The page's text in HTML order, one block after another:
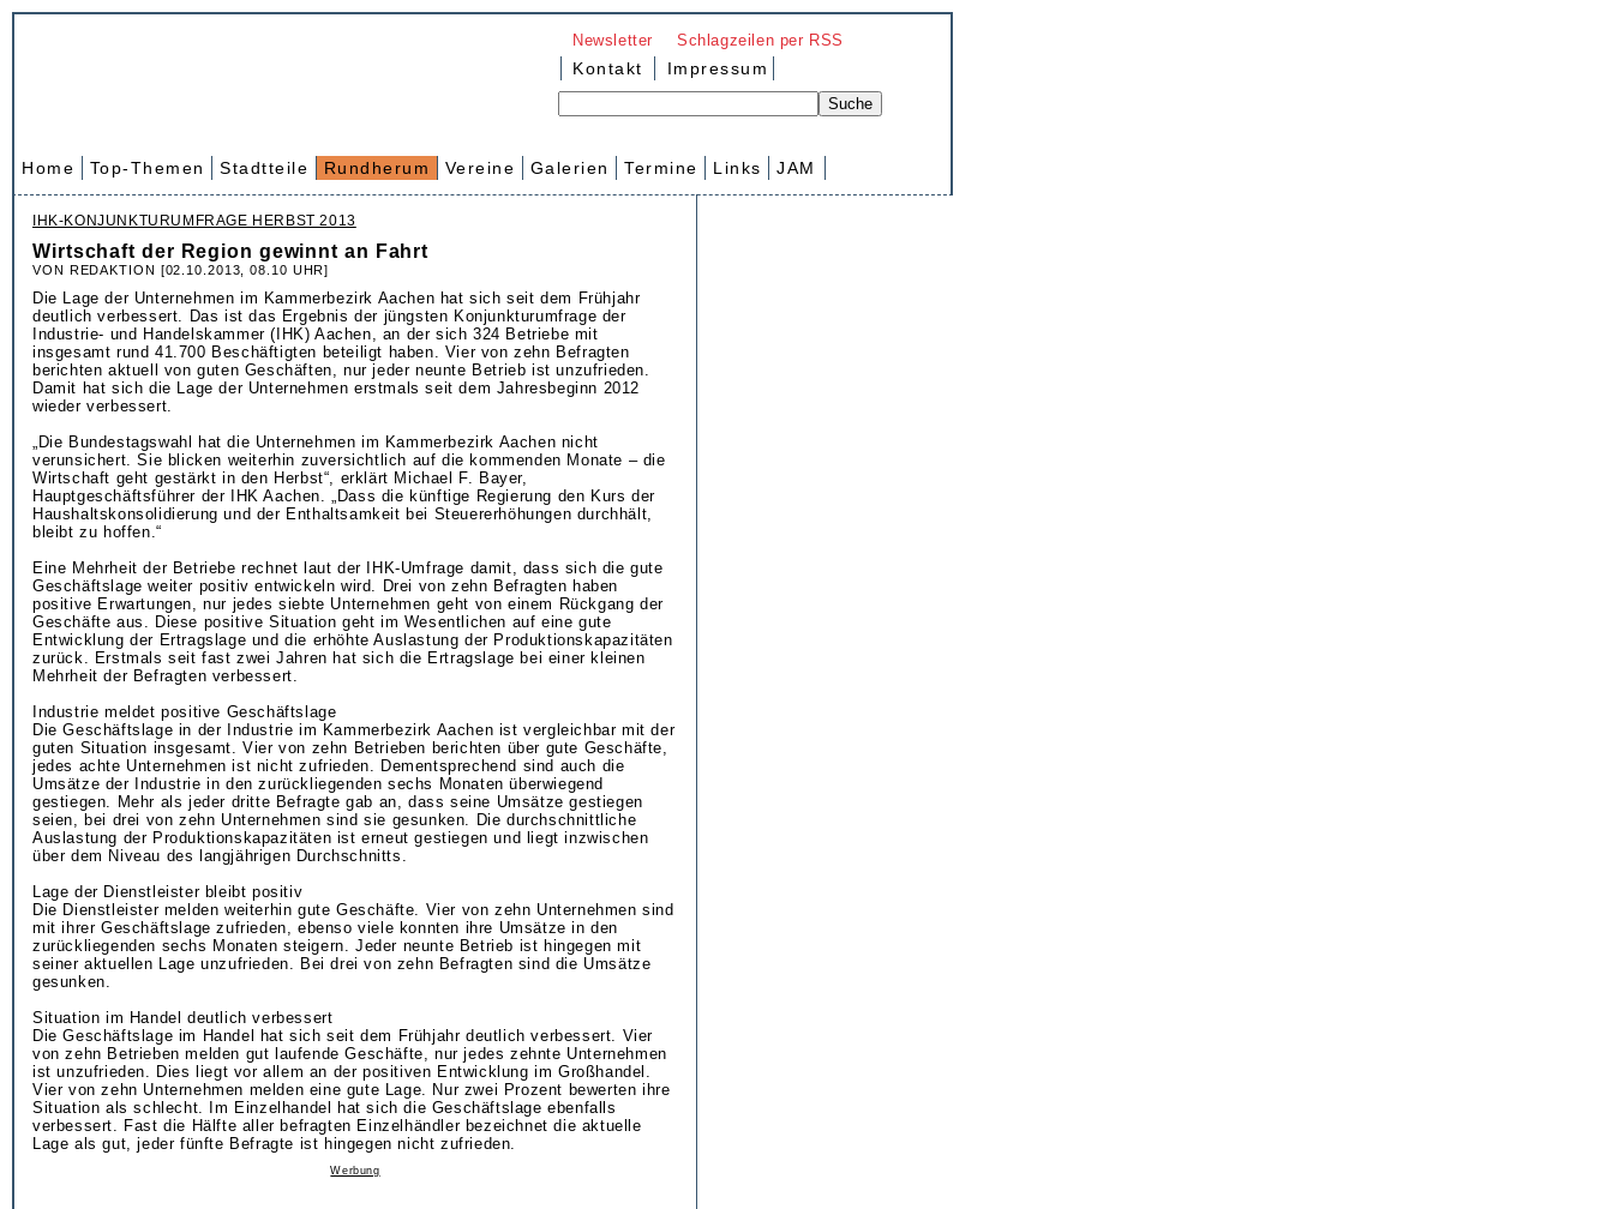
Newsletter Schlagzeilen per RSS
Kontakt Impressum
Home Top-Themen Stadtteile Rundherum Vereine Galerien Termine Links JAM
IHK-KONJUNKTURUMFRAGE HERBST 2013
Wirtschaft der Region gewinnt an Fahrt
VON REDAKTION [02.10.2013, 08.10 UHR]
Die Lage der Unternehmen im Kammerbezirk Aachen hat sich seit dem Frühjahr
deutlich verbessert. Das ist das Ergebnis der jüngsten Konjunkturumfrage der
Industrie- und Handelskammer (IHK) Aachen, an der sich 324 Betriebe mit
insgesamt rund 41.700 Beschäftigten beteiligt haben. Vier von zehn Befragten
berichten aktuell von guten Geschäften, nur jeder neunte Betrieb ist unzufrieden.
Damit hat sich die Lage der Unternehmen erstmals seit dem Jahresbeginn 2012
wieder verbessert.
„Die Bundestagswahl hat die Unternehmen im Kammerbezirk Aachen nicht
verunsichert. Sie blicken weiterhin zuversichtlich auf die kommenden Monate – die
Wirtschaft geht gestärkt in den Herbst“, erklärt Michael F. Bayer,
Hauptgeschäftsführer der IHK Aachen. „Dass die künftige Regierung den Kurs der
Haushaltskonsolidierung und der Enthaltsamkeit bei Steuererhöhungen durchhält,
bleibt zu hoffen.“
Eine Mehrheit der Betriebe rechnet laut der IHK-Umfrage damit, dass sich die gute
Geschäftslage weiter positiv entwickeln wird. Drei von zehn Befragten haben
positive Erwartungen, nur jedes siebte Unternehmen geht von einem Rückgang der
Geschäfte aus. Diese positive Situation geht im Wesentlichen auf eine gute
Entwicklung der Ertragslage und die erhöhte Auslastung der Produktionskapazitäten
zurück. Erstmals seit fast zwei Jahren hat sich die Ertragslage bei einer kleinen
Mehrheit der Befragten verbessert.
Industrie meldet positive Geschäftslage
Die Geschäftslage in der Industrie im Kammerbezirk Aachen ist vergleichbar mit der
guten Situation insgesamt. Vier von zehn Betrieben berichten über gute Geschäfte,
jedes achte Unternehmen ist nicht zufrieden. Dementsprechend sind auch die
Umsätze der Industrie in den zurückliegenden sechs Monaten überwiegend
gestiegen. Mehr als jeder dritte Befragte gab an, dass seine Umsätze gestiegen
seien, bei drei von zehn Unternehmen sind sie gesunken. Die durchschnittliche
Auslastung der Produktionskapazitäten ist erneut gestiegen und liegt inzwischen
über dem Niveau des langjährigen Durchschnitts.
Lage der Dienstleister bleibt positiv
Die Dienstleister melden weiterhin gute Geschäfte. Vier von zehn Unternehmen sind
mit ihrer Geschäftslage zufrieden, ebenso viele konnten ihre Umsätze in den
zurückliegenden sechs Monaten steigern. Jeder neunte Betrieb ist hingegen mit
seiner aktuellen Lage unzufrieden. Bei drei von zehn Befragten sind die Umsätze
gesunken.
Situation im Handel deutlich verbessert
Die Geschäftslage im Handel hat sich seit dem Frühjahr deutlich verbessert. Vier
von zehn Betrieben melden gut laufende Geschäfte, nur jedes zehnte Unternehmen
ist unzufrieden. Dies liegt vor allem an der positiven Entwicklung im Großhandel.
Vier von zehn Unternehmen melden eine gute Lage. Nur zwei Prozent bewerten ihre
Situation als schlecht. Im Einzelhandel hat sich die Geschäftslage ebenfalls
verbessert. Fast die Hälfte aller befragten Einzelhändler bezeichnet die aktuelle
Lage als gut, jeder fünfte Befragte ist hingegen nicht zufrieden.
Werbung